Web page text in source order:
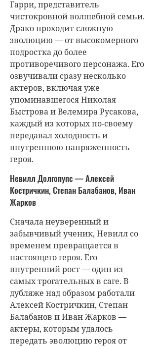
Гарри, представитель
чистокровной волшебной семьи.
Драко проходит сложную
эволюцию — от высокомерного
подростка до более
противоречивого персонажа. Его
озвучивали сразу несколько
актеров, включая уже
упоминавшегося Николая
Быстрова и Велемира Русакова,
каждый из которых по-своему
передавал холодность и
внутреннюю напряженность
героя.
Невилл Долгопупс — Алексей
Костричкин, Степан Балабанов, Иван
Жарков
Сначала неуверенный и
забывчивый ученик, Невилл со
временем превращается в
настоящего героя. Его
внутренний рост — один из
самых трогательных в саге. В
дубляже над образом работали
Алексей Костричкин, Степан
Балабанов и Иван Жарков —
актеры, которым удалось
передать эволюцию героя от